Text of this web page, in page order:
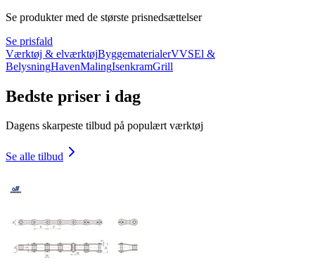
Se produkter med de største prisnedsættelser
Se prisfald
Værktøj & elværktøjByggematerialerVVSEl &
BelysningHavenMalingIsenkramGrill
Bedste priser i dag
Dagens skarpeste tilbud på populært værktøj
Se alle tilbud